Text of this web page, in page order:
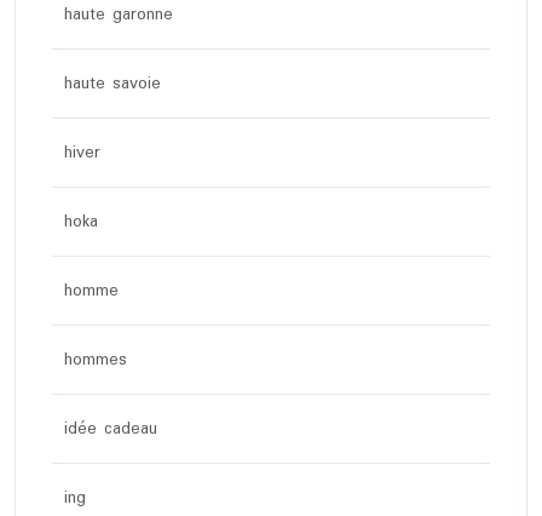
haute garonne
haute savoie
hiver
hoka
homme
hommes
idée cadeau
ing